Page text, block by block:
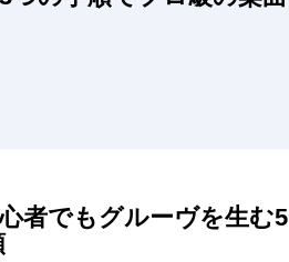
者でもグルーヴを生む5